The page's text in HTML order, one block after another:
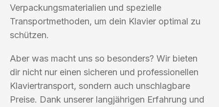
Verpackungsmaterialien und spezielle
Transportmethoden, um dein Klavier optimal zu
schützen.
Aber was macht uns so besonders? Wir bieten
dir nicht nur einen sicheren und professionellen
Klaviertransport, sondern auch unschlagbare
Preise. Dank unserer langjährigen Erfahrung und